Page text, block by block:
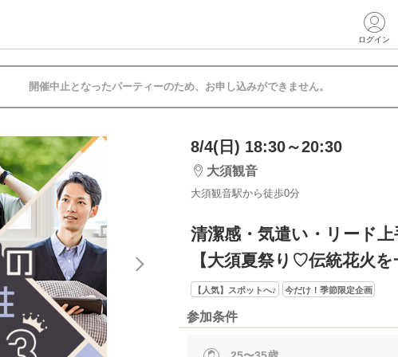
ログイン
開催中止となったパーティーのため、お申し込みができません。
8/4(日) 18:30～20:30
大須観音
大須観音駅から徒歩0分
清潔感・気遣い・リード
【大須夏祭り♡伝統花火を
【人気】スポットへ♪ 今だけ！季節限定企画
参加条件